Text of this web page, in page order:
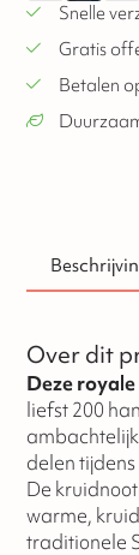
Snelle
Gratis
Betalen
Over dit
Deze
liefst 200
delen
De
warme,
traditionele